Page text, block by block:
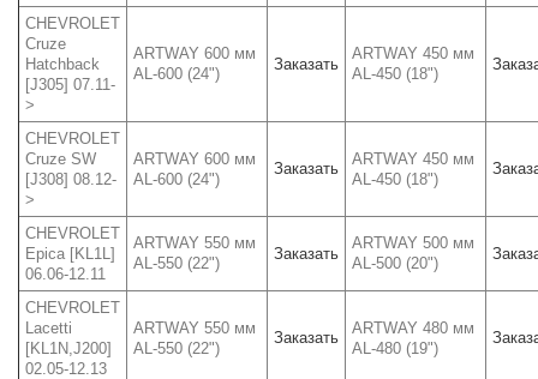
CHEVROLET
Cruze
Hatchback
[J305] 07.11-
>
ARTWAY 600 мм
AL-600 (24")
Заказать
ARTWAY 450 мм
AL-450 (18")
CHEVROLET
Cruze SW
[J308] 08.12-
>
ARTWAY 600 мм
AL-600 (24")
Заказать
ARTWAY 450 мм
AL-450 (18")
CHEVROLET
Epica [KL1L]
06.06-12.11
ARTWAY 550 мм
AL-550 (22")
Заказать
ARTWAY 500 мм
AL-500 (20")
CHEVROLET
Lacetti
[KL1N,J200]
02.05-12.13
ARTWAY 550 мм
AL-550 (22")
Заказать
ARTWAY 480 мм
AL-480 (19")